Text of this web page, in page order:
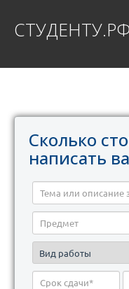
СТУДЕНТУ.РФ
Сколько
написать